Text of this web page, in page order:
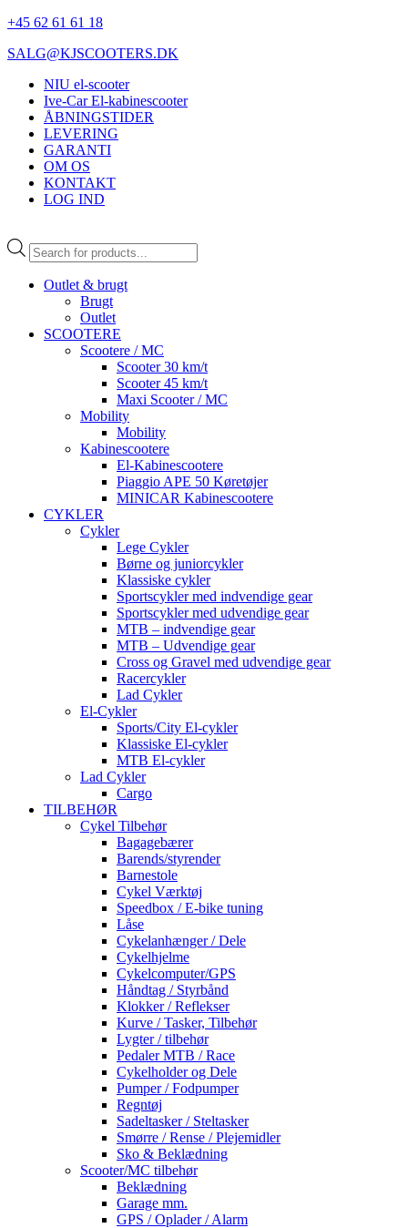
+45 62 61 61 18
SALG@KJSCOOTERS.DK
NIU el-scooter
Ive-Car El-kabinescooter
ÅBNINGSTIDER
LEVERING
GARANTI
OM OS
KONTAKT
LOG IND
Products
search
Outlet & brugt
Brugt
Outlet
SCOOTERE
Scootere / MC
Scooter 30 km/t
Scooter 45 km/t
Maxi Scooter / MC
Mobility
Mobility
Kabinescootere
El-Kabinescootere
Piaggio APE 50 Køretøjer
MINICAR Kabinescootere
CYKLER
Cykler
Lege Cykler
Børne og juniorcykler
Klassiske cykler
Sportscykler med indvendige gear
Sportscykler med udvendige gear
MTB – indvendige gear
MTB – Udvendige gear
Cross og Gravel med udvendige gear
Racercykler
Lad Cykler
El-Cykler
Sports/City El-cykler
Klassiske El-cykler
MTB El-cykler
Lad Cykler
Cargo
TILBEHØR
Cykel Tilbehør
Bagagebærer
Barends/styrender
Barnestole
Cykel Værktøj
Speedbox / E-bike tuning
Låse
Cykelanhænger / Dele
Cykelhjelme
Cykelcomputer/GPS
Håndtag / Styrbånd
Klokker / Reflekser
Kurve / Tasker, Tilbehør
Lygter / tilbehør
Pedaler MTB / Race
Cykelholder og Dele
Pumper / Fodpumper
Regntøj
Sadeltasker / Steltasker
Smørre / Rense / Plejemidler
Sko & Beklædning
Scooter/MC tilbehør
Beklædning
Garage mm.
GPS / Oplader / Alarm